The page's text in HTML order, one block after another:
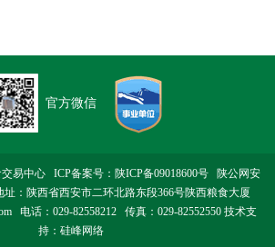
官方微信
易中心 ICP备案号： 陕ICP备09018600号
陕公网安
：陕西省西安市二环北路东段366号陕西粮食大厦
电话：029-82558212 传真：029-82552550 技术支
持： 硅峰网络